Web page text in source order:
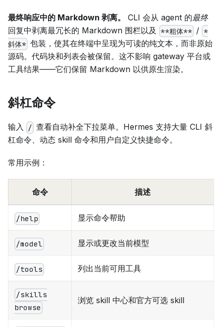
最终响应中的 Markdown 剥离。 CLI 会从 agent 的最终
回复中剥离最冗长的 Markdown 围栏以及 **粗体** /*
斜体* 包装，使其在终端中呈现为可读的纯文本，而非原始
源码。代码块和列表会被保留。这不影响 gateway 平台或
工具结果——它们保留 Markdown 以供原生渲染。
斜杠命令
输入 / 查看自动补全下拉菜单。Hermes 支持大量 CLI 斜
杠命令、动态 skill 命令和用户自定义快捷命令。
常用示例：
命令 描述
/help 显示命令帮助
/model 显示或更改当前模型
/tools 列出当前可用工具
/skills
browse
浏览 skill 中心和官方可选 skill